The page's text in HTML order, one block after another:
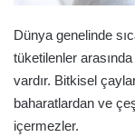
Dünya genelinde
tüketilenler
vardır. Bitkisel
baharatlardan ve
içermezler.